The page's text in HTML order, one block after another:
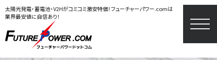
太陽光発電・蓄電池・V2Hがコミコミ激安特価！フューチャーパワー.comは
業界最安値に自信あり！